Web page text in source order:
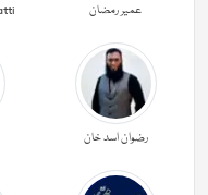
عمیر رمضان
رضوان اسد خان